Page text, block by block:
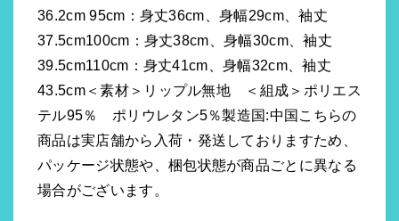
36.2cm 95cm：身丈36cm、身幅29cm、袖丈
37.5cm100cm：身丈38cm、身幅30cm、袖丈
39.5cm110cm：身丈41cm、身幅32cm、袖丈
43.5cm＜素材＞リップル無地 ＜組成＞ポリエス
テル95％ ポリウレタン5％製造国:中国こちらの
商品は実店舗から入荷・発送しておりますため、
パッケージ状態や、梱包状態が商品ごとに異なる
場合がございます。